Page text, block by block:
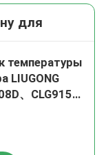
для
температуры
LIUGONG
、CLG915C